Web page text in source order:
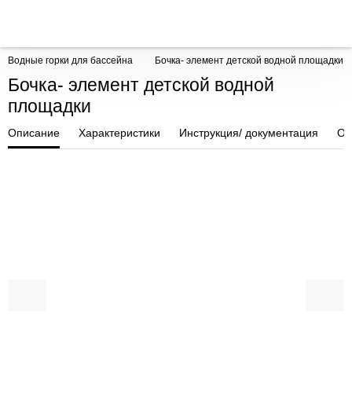
Водные горки для бассейна Бочка- элемент детской водной площадки
Бочка- элемент детской водной
площадки
Описание Характеристики Инструкция/ документация